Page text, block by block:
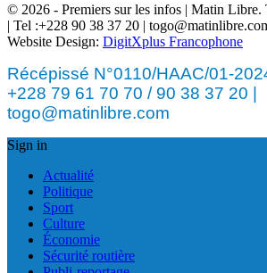
© 2026 - Premiers sur les infos | Matin Libre.
| Tel :+228 90 38 37 20 |
Website Design: DigitXplus Francophone
Récépissé N°0110/HAAC/01-
+228 79 61 70 70 / 90 38 37 20 |
togo@matinlibre.com
Sign in
Actualité
Politique
Sport
Culture
Économie
Sécurité routière